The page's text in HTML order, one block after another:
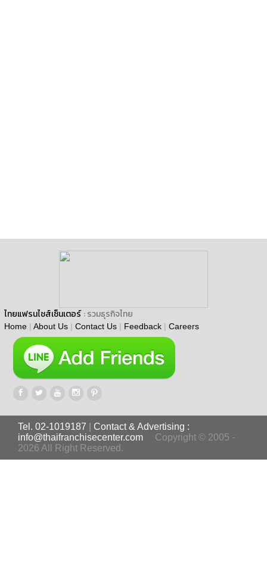
ไทยแฟรนไชส์เซ็นเตอร์ : รวมธุรกิจไทย
Home | About Us | Contact Us | Feedback | Careers
Tel. 02-1019187
Contact & Advertising :
info@thaifranchisecenter.com
Copyright © 2005 -
2026 All Right Reserved.